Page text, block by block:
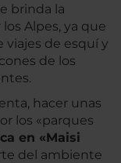
brinda la
Alpes, ya que
viajes de esquí y
de los
hacer unas
los «parques
en «Maisi
del ambiente